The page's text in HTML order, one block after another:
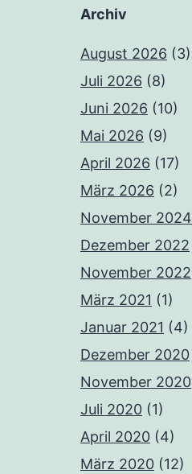
Archiv
August 2026 (3)
Juli 2026 (8)
Juni 2026 (10)
Mai 2026 (9)
April 2026 (17)
März 2026 (2)
November 2024
Dezember 2022
November 2022
März 2021 (1)
Januar 2021 (4)
Dezember 2020
November 2020
Juli 2020 (1)
April 2020 (4)
März 2020 (12)